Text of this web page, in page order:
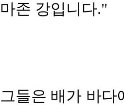
마존 강입니다."
그들은 배가 바다